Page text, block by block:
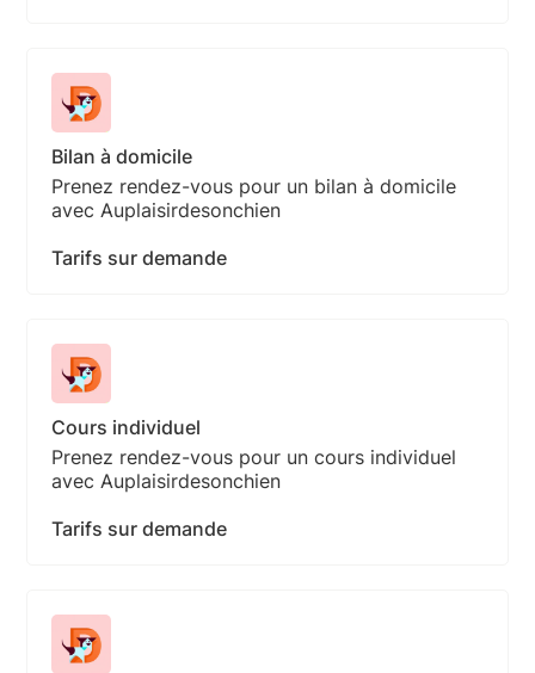
Bilan à domicile
Prenez rendez-vous pour un bilan à domicile
avec Auplaisirdesonchien
Tarifs sur demande
Cours individuel
Prenez rendez-vous pour un cours individuel
avec Auplaisirdesonchien
Tarifs sur demande